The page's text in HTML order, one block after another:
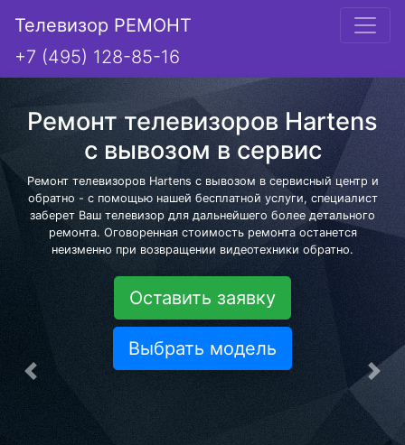
Телевизор РЕМОНТ
+7 (495) 128-85-16
Ремонт телевизоров Hartens
с вывозом в сервис
Ремонт телевизоров Hartens с вывозом в сервисный центр и
обратно - с помощью нашей бесплатной услуги, специалист
заберет Ваш телевизор для дальнейшего более детального
ремонта. Оговоренная стоимость ремонта останется
неизменно при возвращении видеотехники обратно.
Оставить заявку
Выбрать модель
Предыдущая